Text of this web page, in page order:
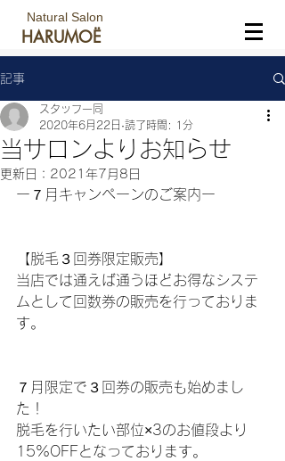
HARUMOË
Natural Salon
記事
当サロンよりお知らせ
スタッフ一同
2020年6月22日 読了時間: 1分
更新日： 2021年7月8日
ー７月キャンペーンのご案内ー
【脱毛３回券限定販売】
当店では通えば通うほどお得なシステ
ムとして回数券の販売を行っておりま
す。
７月限定で３回券の販売も始めまし
た！
脱毛を行いたい部位×3のお値段より
15%OFFとなっております。